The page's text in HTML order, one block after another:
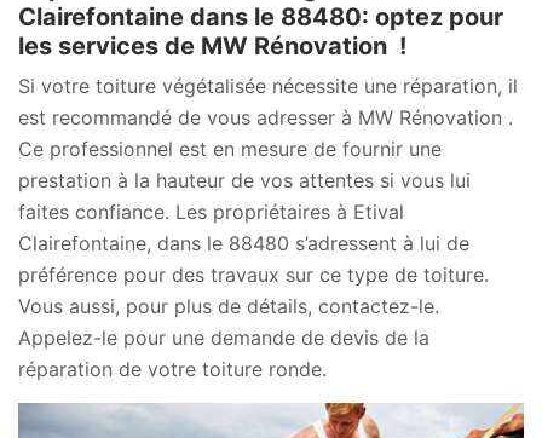
Clairefontaine dans le 88480: optez pour
les services de MW Rénovation !
Si votre toiture végétalisée nécessite une réparation, il
est recommandé de vous adresser à MW Rénovation .
Ce professionnel est en mesure de fournir une
prestation à la hauteur de vos attentes si vous lui
faites confiance. Les propriétaires à Etival
Clairefontaine, dans le 88480 s’adressent à lui de
préférence pour des travaux sur ce type de toiture.
Vous aussi, pour plus de détails, contactez-le.
Appelez-le pour une demande de devis de la
réparation de votre toiture ronde.